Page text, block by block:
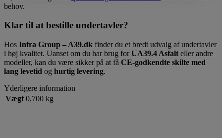
behov.
Klar til at bestille undertavler?
Hos Infra Group – A39.dk finder du et bredt udvalg af undertavler
i høj kvalitet. Uanset om du har brug for UA39.4 Asfalt eller andre
modeller, kan du være sikker på at få CE-godkendte skilte med
lang levetid og hurtig levering.
Yderligere information
Vægt 0,700 kg